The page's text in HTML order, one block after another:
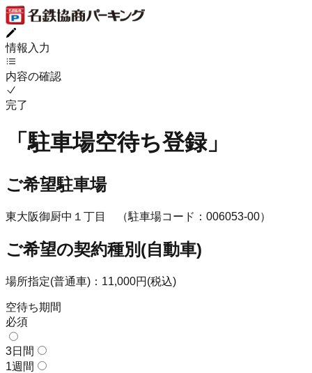
情報入力
内容の確認
完了
「駐車場空待ち登録」
ご希望駐車場
東大阪御厨中１丁目 （駐車場コード： 006053-00）
ご希望の契約種別(自動車)
場所指定(普通車) ： 11,000円(税込)
空待ち期間
必須
3日間
1週間